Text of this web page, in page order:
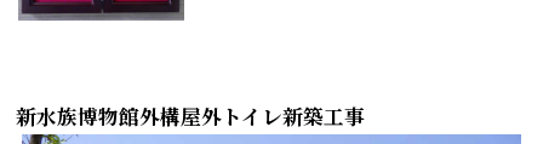
新水族博物館外構屋外トイレ新築工事